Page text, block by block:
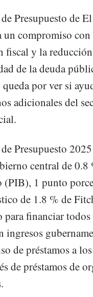
Presupuesto de
un compromiso con
fiscal y la
de la deuda
por ver si
adicionales del
Presupuesto
central de 0.8
1 punto
de 1.8 % de
para financiar
ingresos
de préstamos a
de préstamos de